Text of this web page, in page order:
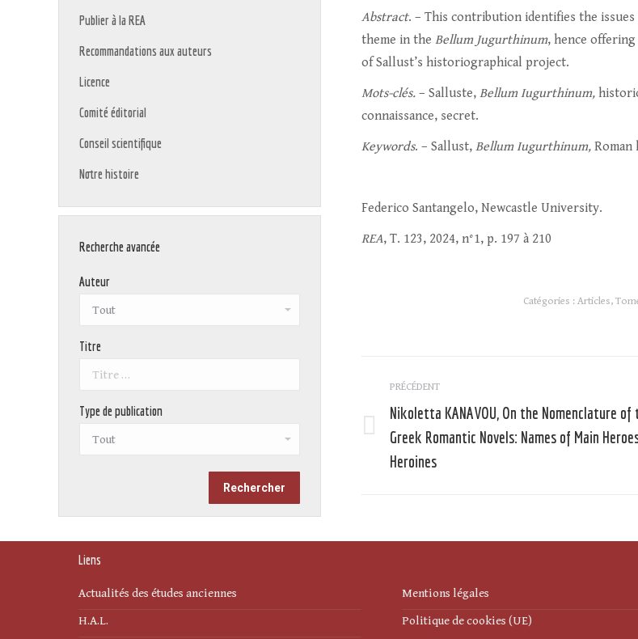
Abstract. – This contribution identifies the
theme in the Bellum Jugurthinum, hence
of Sallust’s historiographical project.
Mots-clés. – Salluste, Bellum Iugurthinum,
connaissance, secret.
Keywords. – Sallust, Bellum Iugurthinum, Roman
Federico Santangelo, Newcastle University.
REA, T. 123, 2024, n°1, p. 197 à 210
Catégories : Articles,
Navigation
article
PRÉCÉDENT
Article
précédent
Nikoletta KANAVOU, On the Nomenclature of
Greek Romantic Novels: Names of Main
Heroines
Publier à la REA
Recommandations aux auteurs
Licence
Comité éditorial
Conseil scientifique
Notre histoire
Recherche avancée
Auteur
Titre
Type de publication
Liens
Actualités des études anciennes
H.A.L.
Mentions légales
Politique de cookies (UE)